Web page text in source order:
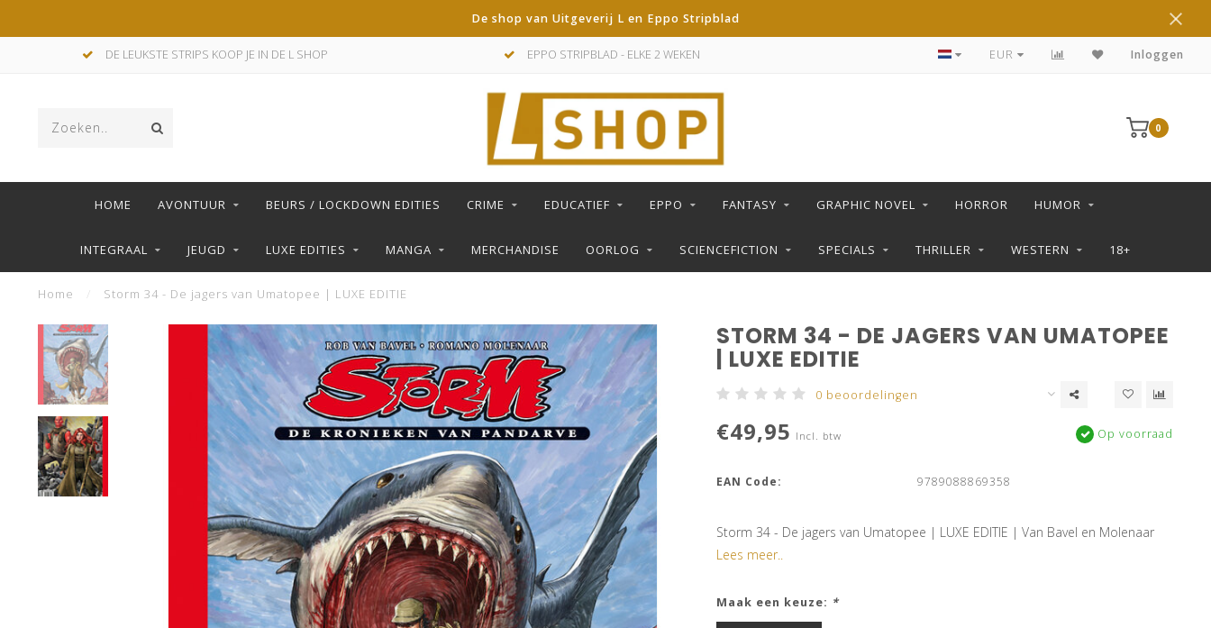
De shop van Uitgeverij L en Eppo Stripblad
DE LEUKSTE STRIPS KOOP JE IN DE L SHOP EPPO STRIPBLAD - ELKE 2 WEKEN UITGEVERIJ L
EUR Inloggen
0
HOME AVONTUUR BEURS / LOCKDOWN EDITIES CRIME EDUCATIEF EPPO FANTASY GRAPHIC NOVEL HORROR HUMOR
INTEGRAAL JEUGD LUXE EDITIES MANGA MERCHANDISE OORLOG SCIENCEFICTION SPECIALS THRILLER WESTERN 18+
Home Storm 34 - De jagers van Umatopee | LUXE EDITIE
STORM 34 - DE JAGERS VAN UMATOPEE
| LUXE EDITIE
0 beoordelingen
€49,95 Incl. btw Op voorraad
EAN Code: 9789088869358
Storm 34 - De jagers van Umatopee | LUXE EDITIE | Van Bavel en Molenaar
Lees meer..
Maak een keuze: *